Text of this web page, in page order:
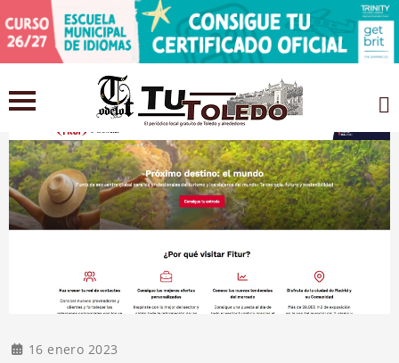
16 enero 2023